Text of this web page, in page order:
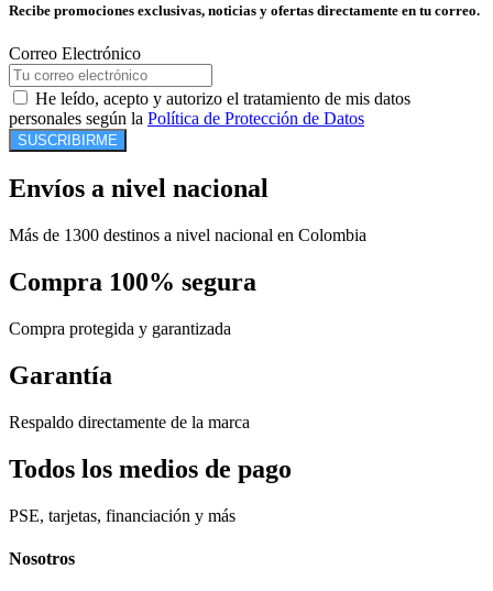
Recibe promociones exclusivas, noticias y ofertas directamente en tu correo.
Correo Electrónico
He leído, acepto y autorizo el tratamiento de mis datos
personales según la Política de Protección de Datos
SUSCRIBIRME
Envíos a nivel nacional
Más de 1300 destinos a nivel nacional en Colombia
Compra 100% segura
Compra protegida y garantizada
Garantía
Respaldo directamente de la marca
Todos los medios de pago
PSE, tarjetas, financiación y más
Nosotros